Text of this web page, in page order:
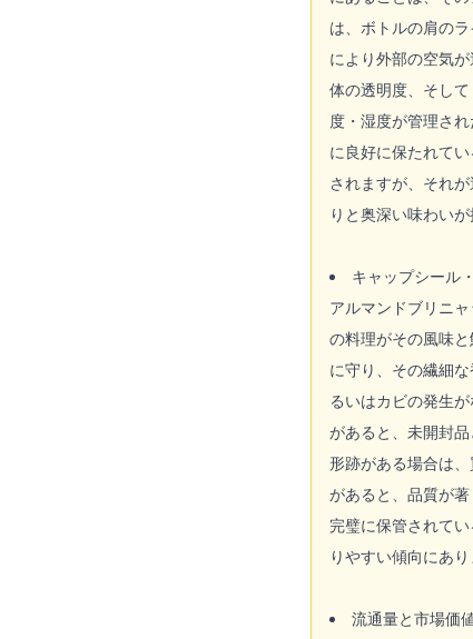
は、ボトルの肩の
により外部の空気
体の透明度、そし
度・湿度が管理さ
に良好に保たれて
されますが、それ
りと奥深い味わい
キャップシール
アルマンドブリニ
の料理がその風味
に守り、その繊細
るいはカビの発生
があると、未開封
形跡がある場合は
があると、品質が
完璧に保管されて
りやすい傾向にあ
流通量と市場価